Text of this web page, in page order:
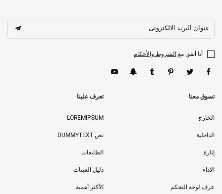
عنوان البريد الالكترونى
أنا أتفق مع الشروط والأحكام.
تسوق معنا
الخارج
الداخلية
إنارة
الاداء
عرف لوحة التحكم
تعرف علينا
LOREMIPSUM
نص DUMMYTEXT
الطابعات
دليل العينات
الأكثر أهمية